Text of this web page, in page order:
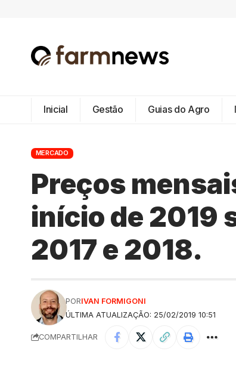
Inicial Gestão Guias do Agro
MERCADO
Preços
início de 2019
2017 e 2018.
ÚLTIMA ATUALIZAÇÃO: 25/02/2019 10:51
PORIVAN FORMIGONI
COMPARTILHAR